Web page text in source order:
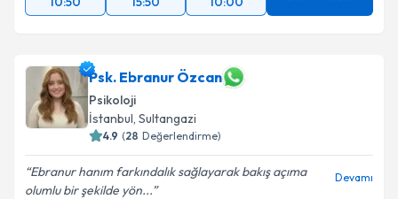
Psk. Ebranur Özcan
Psikoloji
İstanbul, Sultangazi
4.9 (28 Değerlendirme)
Ebranur hanım farkındalık sağlayarak bakış açıma
olumlu bir şekilde yön...
Devamı